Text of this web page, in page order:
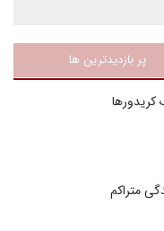
پر بازدیدترین ها
کریدورها
متراکم